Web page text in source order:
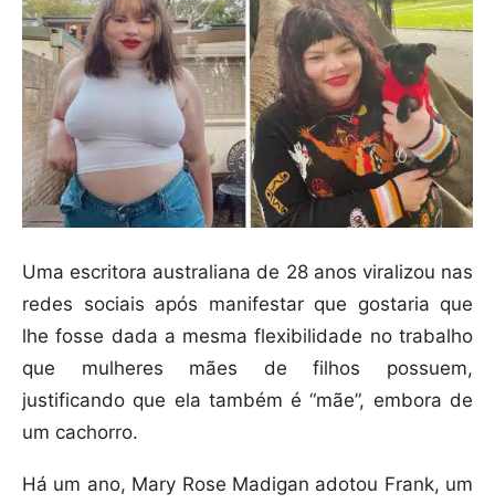
Uma escritora australiana de 28 anos viralizou nas
redes sociais após manifestar que gostaria que
lhe fosse dada a mesma flexibilidade no trabalho
que mulheres mães de filhos possuem,
justificando que ela também é “mãe”, embora de
um cachorro.
Há um ano, Mary Rose Madigan adotou Frank, um